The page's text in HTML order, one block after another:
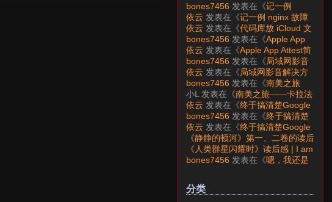
bones7456 发表在《记一例
nginx 故障分析》
依云 发表在《记一例 nginx 故障
分析 》
依云 发表在《代码库放 iCloud 文
件夹会怎样？》
bones7456 发表在《Apple App
Attest简介》
依云 发表在《Apple App Attest简
介》
bones7456 发表在《局域网影音
解决方案——Jellyfin》
依云 发表在《局域网影音解决方
案——Jellyfin》
bones7456 发表在《南美之旅
——卡拉法特看莫雷诺大冰川》
小L 发表在《南美之旅——卡拉法
特看莫雷诺大冰川》
依云 发表在《终于搞清楚Google
账号的所属国家的逻辑了》
bones7456 发表在《终于搞清楚
Google账号的所属国家的逻辑
了》
依云 发表在《终于搞清楚Google
账号的所属国家的逻辑了》
《静静的顿河》第一、二卷的读后
感 | I am LAZY bones?发表在
《《人类群星闪耀时》读后感》
《人类群星闪耀时》读后感 | I am
LAZY bones?发表在《
《显微镜
bones7456 发表在《嗯，我还是
分类